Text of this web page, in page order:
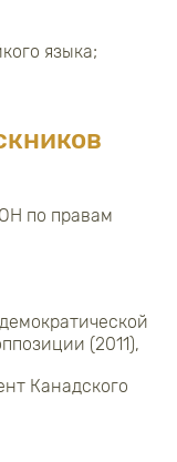
языка;
по правам
(2011),
Канадского